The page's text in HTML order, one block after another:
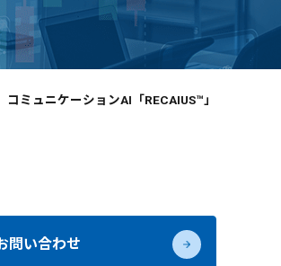
コミュニケーションAI「RECAIUS™」
問い合わせ